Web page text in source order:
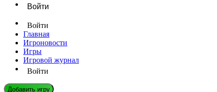
Войти
Войти
Главная
Игроновости
Игры
Игровой журнал
Войти
Добавить игру